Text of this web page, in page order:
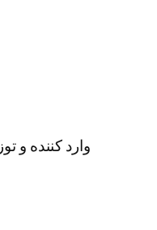
وارد کننده و